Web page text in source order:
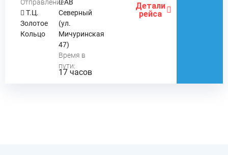
Отправление:
Т.Ц.
Золотое
Кольцо
АВ
Северный
(ул.
Мичуринская
47)
Время в
пути:
17 часов
Детали
рейса